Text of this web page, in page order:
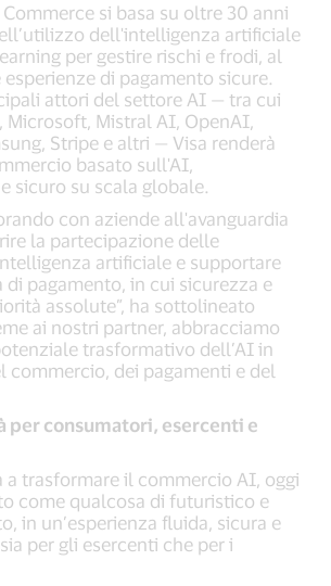
si basa su oltre 30 anni
dell'intelligenza artificiale
per gestire rischi e frodi, al
di pagamento sicure.
attori del settore AI — tra cui
Microsoft, Mistral AI, OpenAI,
Stripe e altri — Visa renderà
basato sull'AI,
sicuro su scala globale.
con aziende all'avanguardia
la partecipazione delle
artificiale e supportare
pagamento, in cui sicurezza e
assolute”, ha sottolineato
ai nostri partner, abbracciamo
trasformativo dell’AI in
commercio, dei pagamenti e del
per consumatori, esercenti e
a trasformare il commercio AI, oggi
come qualcosa di futuristico e
in un’esperienza fluida, sicura e
per gli esercenti che per i